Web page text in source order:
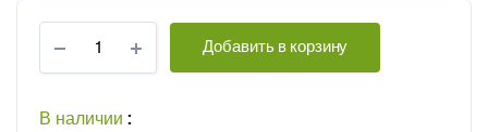
подвесные
вертикальные
Dražice
Добавить в корзину
В наличии :